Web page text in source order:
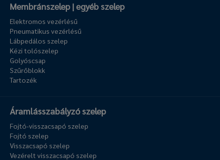
Membránszelep | egyéb szelep
Elektromos vezérlésű
Pneumatikus vezérlésű
Lábpedálos szelep
Kézi tolószelep
Golyóscsap
Szűrőblokk
Tartozék
Áramlásszabályzó szelep
Fojtó-visszacsapó szelep
Fojtó szelep
Visszacsapó szelep
Vezérelt visszacsapó szelep